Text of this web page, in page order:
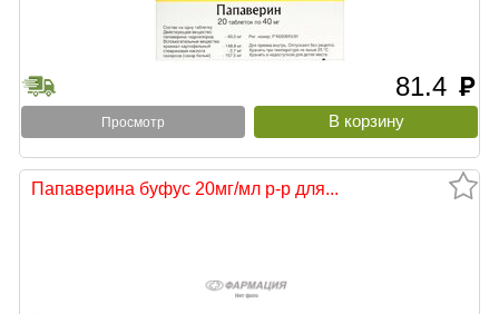
81.4 руб
Просмотр
Папаверина буфус 20мг/мл р-р для...